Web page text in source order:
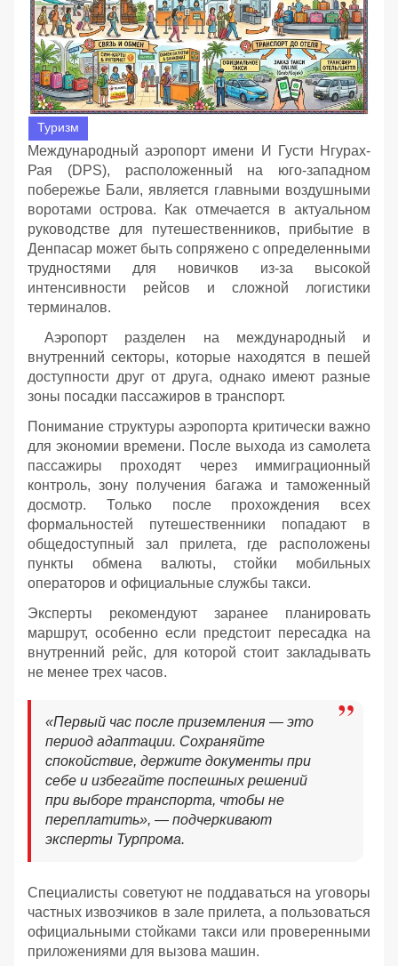
Туризм
Международный аэропорт имени И Густи Нгурах-
Рая (DPS), расположенный на юго-западном
побережье Бали, является главными воздушными
воротами острова. Как отмечается в актуальном
руководстве для путешественников, прибытие в
Денпасар может быть сопряжено с определенными
трудностями для новичков из-за высокой
интенсивности рейсов и сложной логистики
терминалов.
Аэропорт разделен на международный и
внутренний секторы, которые находятся в пешей
доступности друг от друга, однако имеют разные
зоны посадки пассажиров в транспорт.
Понимание структуры аэропорта критически важно
для экономии времени. После выхода из самолета
пассажиры проходят через иммиграционный
контроль, зону получения багажа и таможенный
досмотр. Только после прохождения всех
формальностей путешественники попадают в
общедоступный зал прилета, где расположены
пункты обмена валюты, стойки мобильных
операторов и официальные службы такси.
Эксперты рекомендуют заранее планировать
маршрут, особенно если предстоит пересадка на
внутренний рейс, для которой стоит закладывать
не менее трех часов.
«Первый час после приземления — это
период адаптации. Сохраняйте
спокойствие, держите документы при
себе и избегайте поспешных решений
при выборе транспорта, чтобы не
переплатить», — подчеркивают
эксперты Турпрома.
Специалисты советуют не поддаваться на уговоры
частных извозчиков в зале прилета, а пользоваться
официальными стойками такси или проверенными
приложениями для вызова машин.